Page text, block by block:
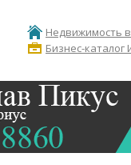
Недвижимость
Бизнес-каталог